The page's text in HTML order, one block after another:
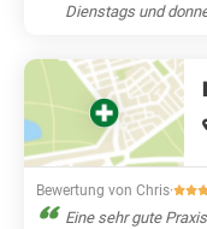
Dienstags und
Bewertung von Chris·
Eine sehr gute